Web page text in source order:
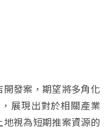
發案，期望將多角化
展現出對於相關產業
視為短期推案資源的